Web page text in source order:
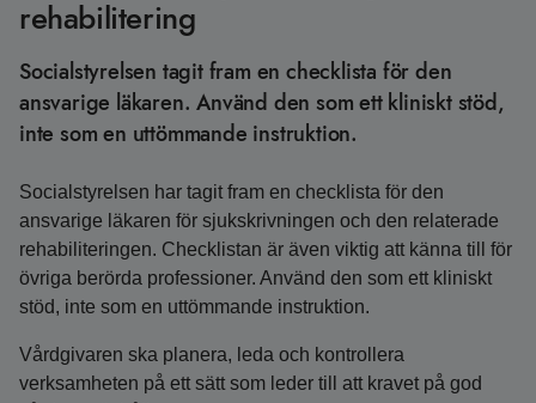
rehabilitering
Socialstyrelsen tagit fram en checklista för den
ansvarige läkaren. Använd den som ett kliniskt stöd,
inte som en uttömmande instruktion.
Socialstyrelsen har tagit fram en checklista för den
ansvarige läkaren för sjukskrivningen och den relaterade
rehabiliteringen. Checklistan är även viktig att känna till för
övriga berörda professioner. Använd den som ett kliniskt
stöd, inte som en uttömmande instruktion.
Vårdgivaren ska planera, leda och kontrollera
verksamheten på ett sätt som leder till att kravet på god